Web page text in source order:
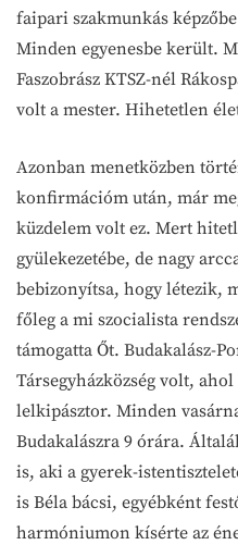
faipari szakmunkás
Minden egyenesbe került.
Faszobrász KTSZ-nél
volt a mester. Hihetetlen
Azonban menetközben
konfirmációm után, már
küzdelem volt ez. Mert
gyülekezetébe, de nagy
bebizonyítsa, hogy létezik,
főleg a mi szocialista
támogatta Őt. Budakalász-
Társegyházközség volt,
lelkipásztor. Minden
Budakalászra 9 órára.
is, aki a gyerek-
is Béla bácsi, egyébként
harmóniumon kísérte az